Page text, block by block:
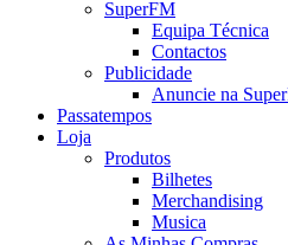
SuperFM
Equipa Técnica
Contactos
Publicidade
Anuncie na
Passatempos
Loja
Produtos
Bilhetes
Merchandising
Musica